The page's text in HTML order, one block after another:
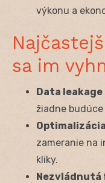
výkonu a
sa im
Data leakage
žiadne
zameranie na
kliky.